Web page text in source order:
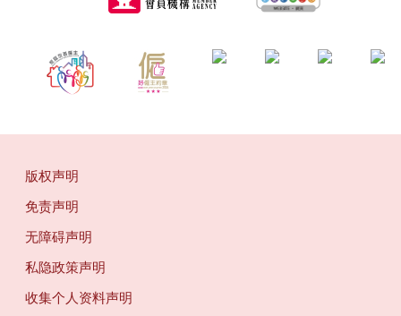
版权声明
免责声明
无障碍声明
私隐政策声明
收集个人资料声明